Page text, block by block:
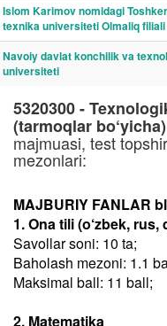
Islom Karimov nomidagi
texnika universiteti Olmaliq filiali
Navoiy davlat konchilik va
universiteti
5320300 -
(tarmoqlar bo‘yicha)
majmuasi, test
mezonlari:
MAJBURIY FANLAR
1. Ona tili (o‘zbek,
Savollar soni: 10 ta;
Baholash mezoni: 1.1
Maksimal ball: 11 ball;
2. Matematika